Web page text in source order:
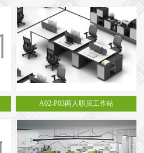
A02-P03两人职员工作站